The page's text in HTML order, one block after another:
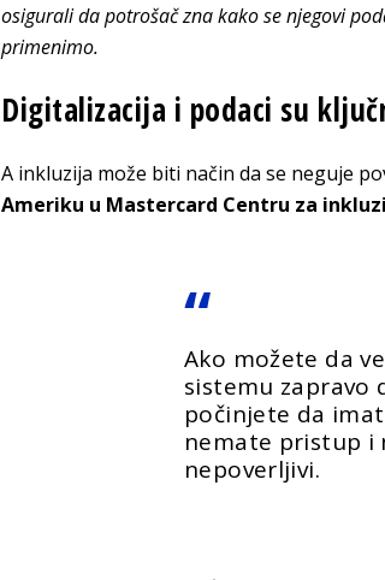
osigurali da potrošač zna kako se njegovi
primenimo.
Digitalizacija i podaci su
A inkluzija može biti način da se neguje
Ameriku u Mastercard Centru za
Ako možete da
sistemu zapravo
počinjete da
nemate pristup i
nepoverljivi.